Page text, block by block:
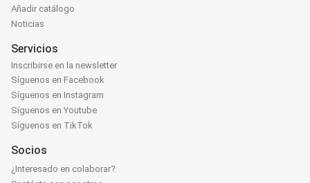
Añadir catálogo
Noticias
Servicios
Inscribirse en la newsletter
Síguenos en Facebook
Síguenos en Instagram
Síguenos en Youtube
Síguenos en TikTok
Socios
¿Interesado en colaborar?